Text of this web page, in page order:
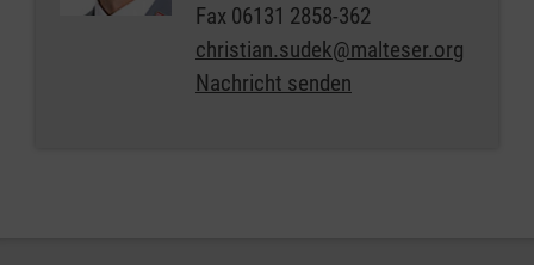
Fax 06131 2858-362
christian.sudek@malteser.org
Nachricht senden